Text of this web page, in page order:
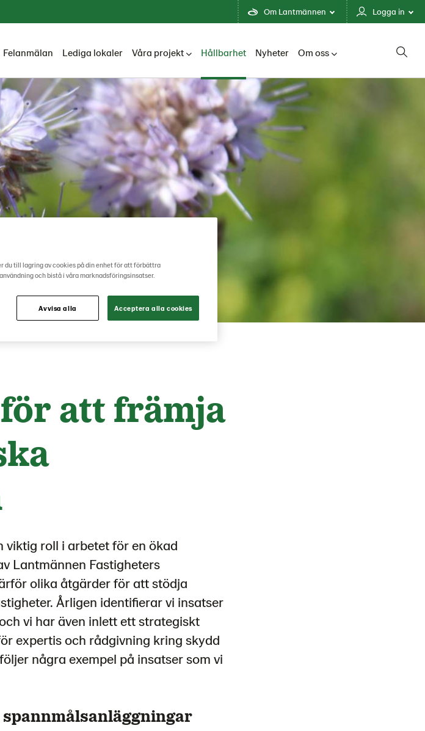
Om Lantmännen Logga in
Felanmälan Lediga lokaler Våra projekt Hållbarhet Nyheter Om oss
att främja
viktig roll i arbetet för en ökad
Lantmännen Fastigheters
olika åtgärder för att stödja
Årligen identifierar vi insatser
vi har även inlett ett strategiskt
expertis och rådgivning kring skydd
några exempel på insatser som vi
du till lagring av cookies på din enhet för att förbättra
och bistå i våra marknadsföringsinsatser.
Avvisa alla Acceptera alla cookies